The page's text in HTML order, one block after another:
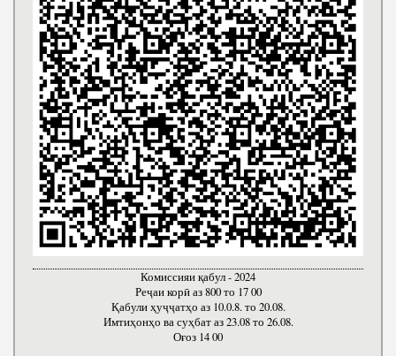
Комиссияи қабул - 2024
Реҷаи корӣ аз 800 то 17 00
Қабули ҳуҷҷатҳо аз 10.0.8. то 20.08.
Имтиҳонҳо ва суҳбат аз 23.08 то 26.08.
Оғоз 14 00